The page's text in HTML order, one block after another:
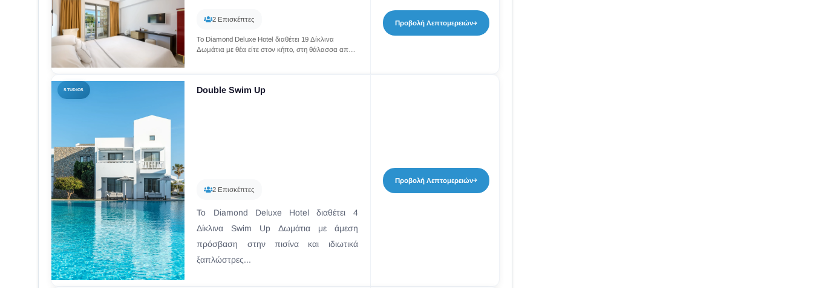
2 Επισκέπτες
Το Diamond Deluxe Hotel διαθέτει 19 Δίκλινα
Δωμάτια με θέα είτε στον κήπο, στη θάλασσα από
Προβολή Λεπτομερειών
STUDIOS Double Swim Up
2 Επισκέπτες
Το Diamond Deluxe Hotel διαθέτει 4
Δίκλινα Swim Up Δωμάτια με άμεση
πρόσβαση στην πισίνα και ιδιωτικά
ξαπλώστρες...
Προβολή Λεπτομερειών